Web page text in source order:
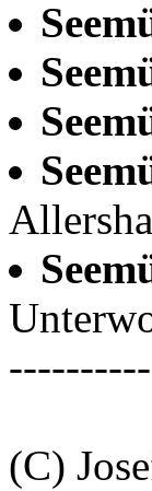
(C)